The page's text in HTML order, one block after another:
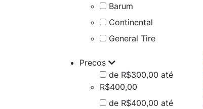
Barum
Continental
General Tire
Precos
de R$300,00 até
R$400,00
de R$400,00 até